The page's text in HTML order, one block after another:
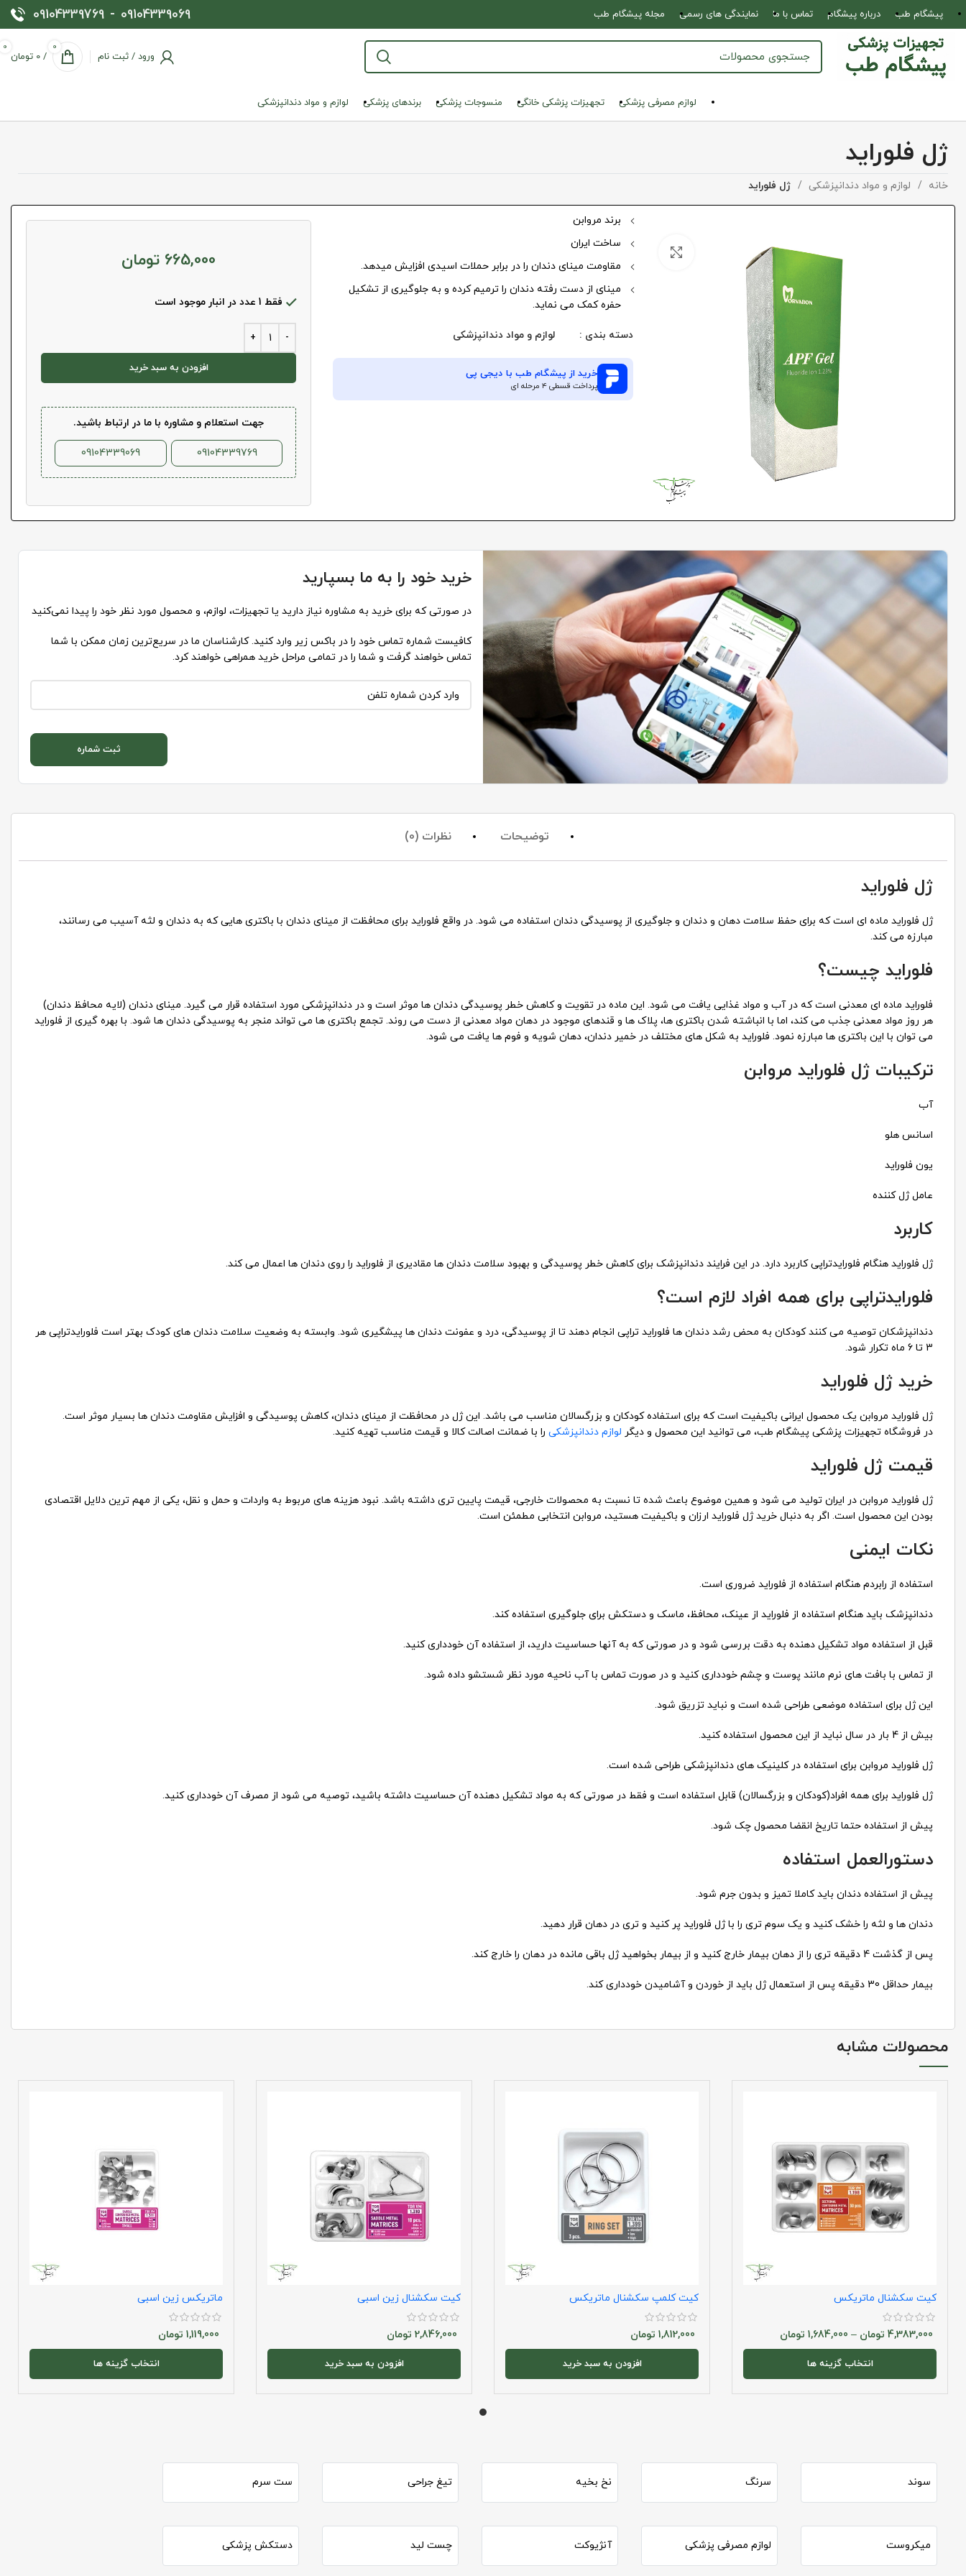
پیشگام طب درباره پیشگام تماس با ما نمایندگی های رسمی مجله پیشگام طب 09104339769 - 09104339069
ورود / ثبت نام
0
0
/
0 تومان
لوازم مصرفی پزشکی تجهیزات پزشکی خانگی منسوجات پزشکی برندهای پزشکی لوازم و مواد دندانپزشکی
ژل فلوراید
خانه لوازم و مواد دندانپزشکی ژل فلوراید
برند مروابن
ساخت ایران
مقاومت مینای دندان را در برابر حملات اسیدی افزایش میدهد.
مینای از دست رفته دندان را ترمیم کرده و به جلوگیری از تشکیل
حفره کمک می نماید.
دسته بندی : لوازم و مواد دندانپزشکی
خرید از پیشگام طب با دیجی پی
پرداخت قسطی ۴ مرحله ای
665,000 تومان
فقط 1 عدد در انبار موجود است
افزودن به سبد خرید
جهت استعلام و مشاوره با ما در ارتباط باشید.
09104339769
09104339069
خرید خود را به ما بسپارید
در صورتی که برای خرید به مشاوره نیاز دارید یا تجهیزات، لوازم، و محصول مورد نظر خود را پیدا نمی‌کنید
کافیست شماره تماس خود را در باکس زیر وارد کنید. کارشناسان ما در سریع‌ترین زمان ممکن با شما
تماس خواهند گرفت و شما را در تمامی مراحل خرید همراهی خواهند کرد.
ثبت شماره
توضیحات نظرات (0)
ژل فلوراید
ژل فلوراید ماده ای است که برای حفظ سلامت دهان و دندان و جلوگیری از پوسیدگی دندان استفاده می شود. در واقع فلوراید برای محافظت از مینای دندان با باکتری هایی که به دندان و لثه آسیب می رسانند،
مبارزه می کند.
فلوراید چیست؟
فلوراید ماده ای معدنی است که در آب و مواد غذایی یافت می شود. این ماده در تقویت و کاهش خطر پوسیدگی دندان ها موثر است و در دندانپزشکی مورد استفاده قرار می گیرد. مینای دندان (لایه محافظ دندان)
هر روز مواد معدنی جذب می کند، اما با انباشته شدن باکتری ها، پلاک ها و قندهای موجود در دهان مواد معدنی از دست می روند. تجمع باکتری ها می تواند منجر به پوسیدگی دندان ها شود. با بهره گیری از فلوراید
می توان با این باکتری ها مبارزه نمود. فلوراید به شکل های مختلف در خمیر دندان، دهان شویه و فوم ها یافت می شود.
ترکیبات ژل فلوراید مروابن
آب
اسانس هلو
یون فلوراید
عامل ژل کننده
کاربرد
ژل فلوراید هنگام فلورایدتراپی کاربرد دارد. در این فرایند دندانپزشک برای کاهش خطر پوسیدگی و بهبود سلامت دندان ها مقادیری از فلوراید را روی دندان ها اعمال می کند.
فلورایدتراپی برای همه افراد لازم است؟
دندانپزشکان توصیه می کنند کودکان به محض رشد دندان ها فلوراید تراپی انجام دهند تا از پوسیدگی، درد و عفونت دندان ها پیشگیری شود. وابسته به وضعیت سلامت دندان های کودک بهتر است فلورایدتراپی هر
3 تا 6 ماه تکرار شود.
خرید ژل فلوراید
ژل فلوراید مروابن یک محصول ایرانی باکیفیت است که برای استفاده کودکان و بزرگسالان مناسب می باشد. این ژل در محافظت از مینای دندان، کاهش پوسیدگی و افزایش مقاومت دندان ها بسیار موثر است.
در فروشگاه تجهیزات پزشکی پیشگام طب، می توانید این محصول و دیگر لوازم دندانپزشکی را با ضمانت اصالت کالا و قیمت مناسب تهیه کنید.
قیمت ژل فلوراید
ژل فلوراید مروابن در ایران تولید می شود و همین موضوع باعث شده تا نسبت به محصولات خارجی، قیمت پایین تری داشته باشد. نبود هزینه های مربوط به واردات و حمل و نقل، یکی از مهم ترین دلایل اقتصادی
بودن این محصول است. اگر به دنبال خرید ژل فلوراید ارزان و باکیفیت هستید، مروابن انتخابی مطمئن است.
نکات ایمنی
استفاده از رابردم هنگام استفاده از فلوراید ضروری است.
دندانپزشک باید هنگام استفاده از فلوراید از عینک، محافظ، ماسک و دستکش برای جلوگیری استفاده کند.
قبل از استفاده مواد تشکیل دهنده به دقت بررسی شود و در صورتی که به آنها حساسیت دارید، از استفاده آن خودداری کنید.
از تماس با بافت های نرم مانند پوست و چشم خودداری کنید و در صورت تماس با آب ناحیه مورد نظر شستشو داده شود.
این ژل برای استفاده موضعی طراحی شده است و نباید تزریق شود.
بیش از 4 بار در سال نباید از این محصول استفاده کنید.
ژل فلوراید مروابن برای استفاده در کلینیک های دندانپزشکی طراحی شده است.
ژل فلوراید برای همه افراد(کودکان و بزرگسالان) قابل استفاده است و فقط در صورتی که به مواد تشکیل دهنده آن حساسیت داشته باشید، توصیه می شود از مصرف آن خودداری کنید.
پیش از استفاده حتما تاریخ انقضا محصول چک شود.
دستورالعمل استفاده
پیش از استفاده دندان باید کاملا تمیز و بدون جرم شود.
دندان ها و لثه را خشک کنید و یک سوم تری را با ژل فلوراید پر کنید و تری در دهان قرار دهید.
پس از گذشت 4 دقیقه تری را از دهان بیمار خارج کنید و از بیمار بخواهید ژل باقی مانده در دهان را خارج کند.
بیمار حداقل 30 دقیقه پس از استعمال ژل باید از خوردن و آشامیدن خودداری کند.
محصولات مشابه
کیت سکشنال ماتریکس
4,383,000 تومان –
1,684,000 تومان
انتخاب گزینه ها
کیت کلمپ سکشنال ماتریکس
1,812,000 تومان
افزودن به سبد خرید
کیت سکشنال زین اسبی
2,846,000 تومان
افزودن به سبد خرید
ماتریکس زین اسبی
1,119,000 تومان
انتخاب گزینه ها
سوند سرنگ نخ بخیه تیغ جراحی ست سرم
میکروست لوازم مصرفی پزشکی آنژیوکت چست لید دستکش پزشکی